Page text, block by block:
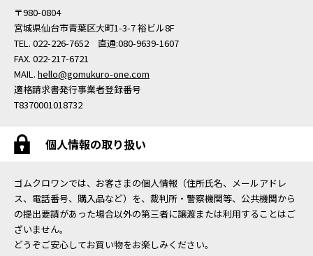
〒980-0804
宮城県仙台市青葉区大町1-3-7 裕ビル8F
TEL. 022-226-7652 直通:080-9639-1607
FAX. 022-217-6721
MAIL. hello@gomukuro-one.com
適格請求書発行事業者登録番号
T8370001018732
個人情報の取り扱い
ゴムクロワンでは、お客さまの個人情報（住所氏名、メールアドレ
ス、電話番号、購入品など）を、裁判所・警察機関等、公共機関から
の提出要請があった場合以外の第三者に譲渡または利用することはご
ざいません。
どうぞご安心してお買い物をお楽しみください。